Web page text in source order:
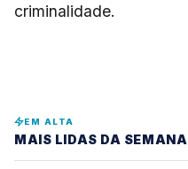
criminalidade.
EM ALTA
MAIS LIDAS DA SEMANA